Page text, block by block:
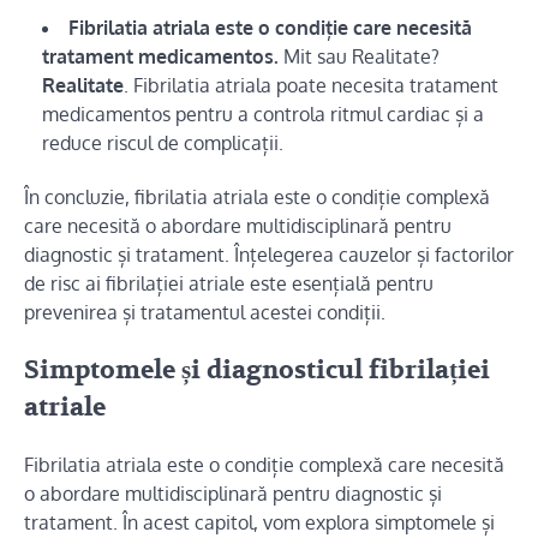
Fibrilatia atriala este o condiție care necesită
tratament medicamentos. Mit sau Realitate?
Realitate . Fibrilatia atriala poate necesita tratament
medicamentos pentru a controla ritmul cardiac și a
reduce riscul de complicații.
În concluzie, fibrilatia atriala este o condiție complexă
care necesită o abordare multidisciplinară pentru
diagnostic și tratament. Înțelegerea cauzelor și factorilor
de risc ai fibrilației atriale este esențială pentru
prevenirea și tratamentul acestei condiții.
Simptomele și diagnosticul fibrilației
atriale
Fibrilatia atriala este o condiție complexă care necesită
o abordare multidisciplinară pentru diagnostic și
tratament. În acest capitol, vom explora simptomele și